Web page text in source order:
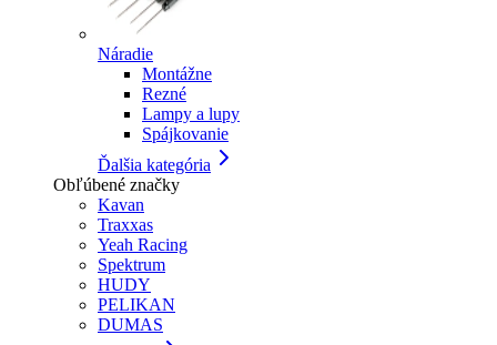
Náradie
Montážne
Rezné
Lampy a lupy
Spájkovanie
Ďalšia kategória
Obľúbené značky
Kavan
Traxxas
Yeah Racing
Spektrum
HUDY
PELIKAN
DUMAS